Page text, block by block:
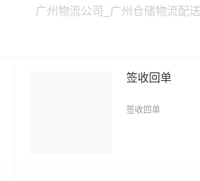
广州物流公司_广州仓储物流配
签收回单
签收回单